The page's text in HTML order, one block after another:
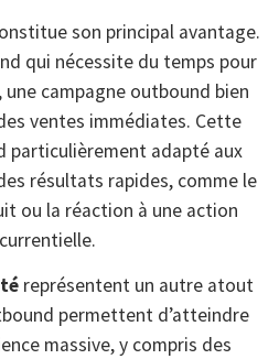
son principal avantage.
qui nécessite du temps pour
campagne outbound bien
ventes immédiates. Cette
particulièrement adapté aux
résultats rapides, comme le
ou la réaction à une action
représentent un autre atout
permettent d’atteindre
massive, y compris des